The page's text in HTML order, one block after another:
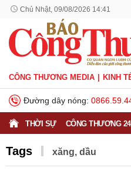
Chủ Nhật, 09/08/2026 14:41
CÔNG THƯƠNG MEDIA KINH
Đường dây nóng:
THỜI SỰ CÔNG THƯƠNG
Tags xăng, dầu